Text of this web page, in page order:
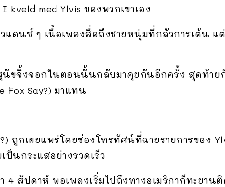
med Ylvis ของพวกเขาเอง
แดนซ์ ๆ เนื้อเพลงสื่อถึงชายหนุ่มที่กลัวการเต้น แ
นัขจิ้งจอกในตอนนั้นกลับมาคุยกันอีกครั้ง สุดท้าย
Fox Say?) มาแทน
ถูกเผยแพร่โดยช่องโทรทัศน์ที่ฉายรายการของ
ป็นกระแสอย่างรวดเร็ว
สัปดาห์ พอเพลงเริ่มไปถึงทางอเมริกาก็ทะยานติ